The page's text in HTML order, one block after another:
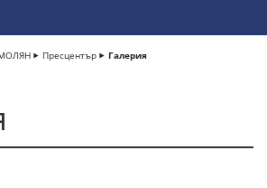
Пресцентър Галерия